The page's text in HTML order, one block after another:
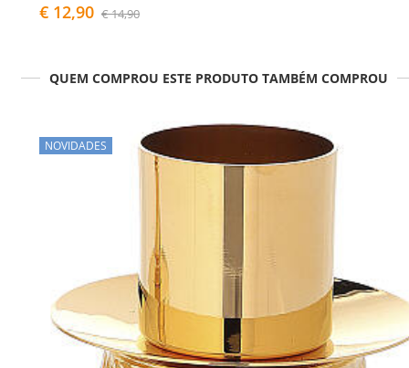
€ 12,90 € 14,90
QUEM COMPROU ESTE PRODUTO TAMBÉM COMPROU
NOVIDADES